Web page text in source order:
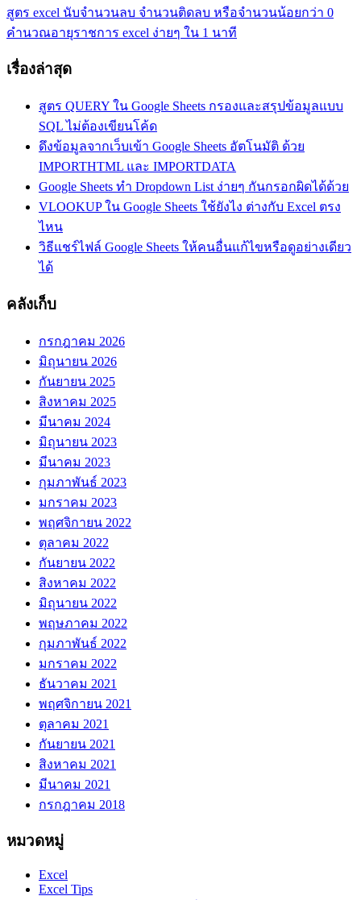
ชื่อ
ใน
random
random
ตัวเลข
สูตร
ตัวเลข
Previous
Post:
สูตร excel นับจํานวนลบ จำนวนติดลบ หรือจำนวนน้อยกว่า 0
Next
Post:
คํานวณอายุราชการ excel ง่ายๆ ใน 1 นาที
เรื่องล่าสุด
สูตร QUERY ใน Google Sheets กรองและสรุปข้อมูลแบบ
SQL ไม่ต้องเขียนโค้ด
ดึงข้อมูลจากเว็บเข้า Google Sheets อัตโนมัติ ด้วย
IMPORTHTML และ IMPORTDATA
Google Sheets ทำ Dropdown List ง่ายๆ กันกรอกผิดได้ด้วย
VLOOKUP ใน Google Sheets ใช้ยังไง ต่างกับ Excel ตรง
ไหน
วิธีแชร์ไฟล์ Google Sheets ให้คนอื่นแก้ไขหรือดูอย่างเดียว
ได้
คลังเก็บ
กรกฎาคม 2026
มิถุนายน 2026
กันยายน 2025
สิงหาคม 2025
มีนาคม 2024
มิถุนายน 2023
มีนาคม 2023
กุมภาพันธ์ 2023
มกราคม 2023
พฤศจิกายน 2022
ตุลาคม 2022
กันยายน 2022
สิงหาคม 2022
มิถุนายน 2022
พฤษภาคม 2022
กุมภาพันธ์ 2022
มกราคม 2022
ธันวาคม 2021
พฤศจิกายน 2021
ตุลาคม 2021
กันยายน 2021
สิงหาคม 2021
มีนาคม 2021
กรกฎาคม 2018
หมวดหมู่
Excel
Excel Tips